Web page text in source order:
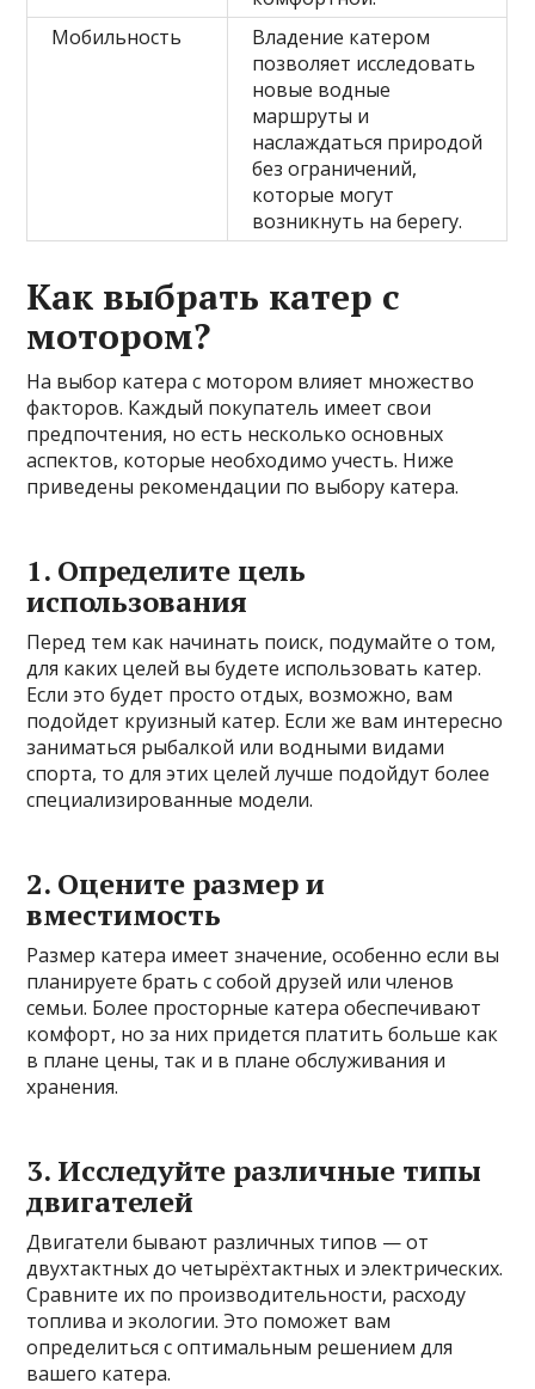
Мобильность
Владение катером
позволяет исследовать
новые водные
маршруты и
наслаждаться природой
без ограничений,
которые могут
возникнуть на берегу.
Как выбрать катер с
мотором?
На выбор катера с мотором влияет множество
факторов. Каждый покупатель имеет свои
предпочтения, но есть несколько основных
аспектов, которые необходимо учесть. Ниже
приведены рекомендации по выбору катера.
1. Определите цель
использования
Перед тем как начинать поиск, подумайте о том,
для каких целей вы будете использовать катер.
Если это будет просто отдых, возможно, вам
подойдет круизный катер. Если же вам интересно
заниматься рыбалкой или водными видами
спорта, то для этих целей лучше подойдут более
специализированные модели.
2. Оцените размер и
вместимость
Размер катера имеет значение, особенно если вы
планируете брать с собой друзей или членов
семьи. Более просторные катера обеспечивают
комфорт, но за них придется платить больше как
в плане цены, так и в плане обслуживания и
хранения.
3. Исследуйте различные типы
двигателей
Двигатели бывают различных типов — от
двухтактных до четырёхтактных и электрических.
Сравните их по производительности, расходу
топлива и экологии. Это поможет вам
определиться с оптимальным решением для
вашего катера.